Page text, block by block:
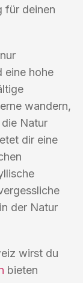
für deinen
eine hohe
wandern,
Natur
dir eine
der Natur
wirst du
bieten